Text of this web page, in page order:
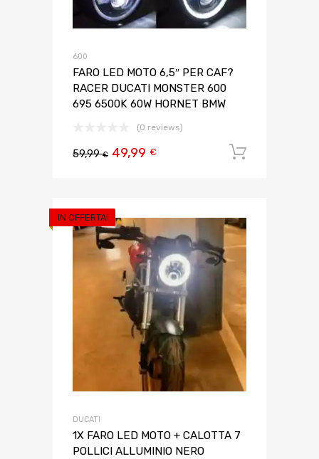
600
FARO LED MOTO 6,5″ PER CAF?
RACER DUCATI MONSTER 600
695 6500K 60W HORNET BMW
(0 reviews)
59,99€ 49,99 €
IN OFFERTA!
DUCATI
1X FARO LED MOTO + CALOTTA 7
POLLICI ALLUMINIO NERO